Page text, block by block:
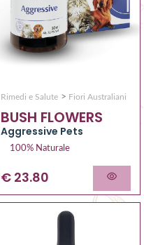
Rimedi e Salute > Fiori Australiani
BUSH FLOWERS
Aggressive Pets
100% Naturale
€ 23.80